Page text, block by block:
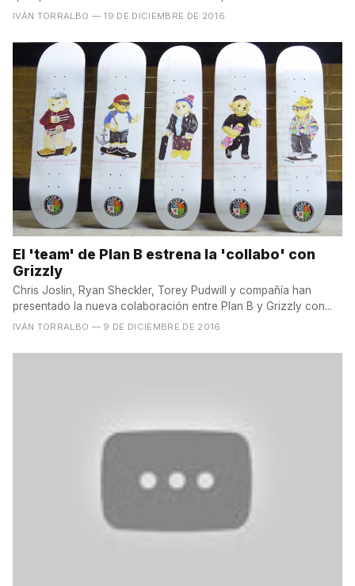
IVÁN TORRALBO — 19 DE DICIEMBRE DE 2016
El 'team' de Plan B estrena la 'collabo' con
Grizzly
Chris Joslin, Ryan Sheckler, Torey Pudwill y compañía han
presentado la nueva colaboración entre Plan B y Grizzly con...
IVÁN TORRALBO — 9 DE DICIEMBRE DE 2016